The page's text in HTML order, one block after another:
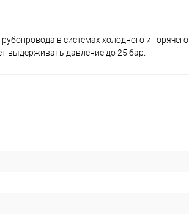
в системах холодного и горячего
выдерживать давление до 25 бар.